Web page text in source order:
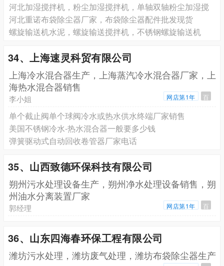
河北加湿搅拌机，粉尘加湿搅拌机，单轴双轴粉尘加湿搅
河北重诺布袋除尘器厂家，布袋除尘器配件批发现货
螺旋输送机水泥，螺旋输送搅拌机，不锈钢螺旋输送机
34、上海速灵科贸有限公司
上海冷水混合器生产，上海蒸汽冷水混合器厂家，上
海热水混合器销售
李小姐 网店第1年 百
单个截止阀单个球阀冷水或热水供水终端厂家销售
美国不锈钢冷水-热水混合器一般要多少钱
弹簧驱动式自动回收卷管器厂家电话
35、山西致德环保科技有限公司
朔州污水处理设备生产，朔州净水处理设备销售，朔
州油水分离装置厂家
郭经理 网店第1年 百
36、山东四海春环保工程有限公司
潍坊污水处理，潍坊废气处理，潍坊布袋除尘器生产